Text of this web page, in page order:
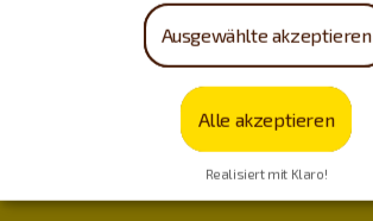
Unterkunft
Ausgewählte akzeptieren
Alle akzeptieren
Realisiert mit Klaro!